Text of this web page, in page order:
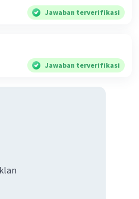
Jawaban terverifikasi
Jawaban terverifikasi